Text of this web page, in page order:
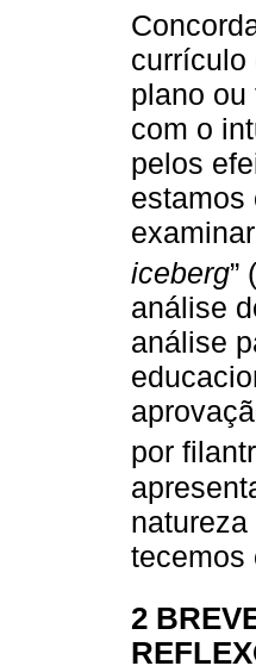
currículo
plano
com o
pelos
estamos
iceberg” (
análise
análise
por
tecemos
2